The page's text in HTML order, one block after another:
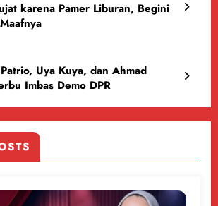
karena Pamer Liburan, Begini
Uya Kuya, dan Ahmad
Imbas Demo DPR